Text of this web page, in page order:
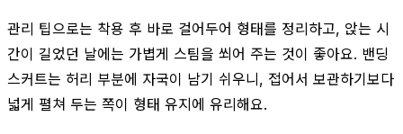
관리 팁으로는 착용 후 바로 걸어두어 형태를 정리하고, 앉는 시
간이 길었던 날에는 가볍게 스팀을 쐬어 주는 것이 좋아요. 밴딩
스커트는 허리 부분에 자국이 남기 쉬우니, 접어서 보관하기보다
넓게 펼쳐 두는 쪽이 형태 유지에 유리해요.